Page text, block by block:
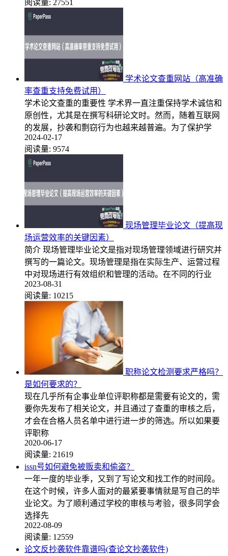
阅读量: 27551
学术论文查重网站（高准确
率查重支持免费试用）
学术论文查重的重要性 学术界一直注重保持学术诚信和
原创性，尤其是在撰写科研论文时。然而，随着互联网
的发展，抄袭和剽窃行为也越来越普遍。为了保护学
2024-02-17
阅读量: 9574
现场管理毕业论文（提高现
场运营效率的关键因素）
简介 现场管理毕业论文是指对现场管理领域进行研究并
撰写的一篇论文。现场管理是指在实际生产、运营过程
中对现场进行有效组织和管理的活动。在不同的行业
2023-08-31
阅读量: 10215
职称论文检测要求严格吗？
是如何要求的？
现在几乎所有企事业单位评职称都是需要有论文的，需
要你先发布了相关论文，并且通过了查重的审核之后，
才会在合格人员名单中进行进一步的筛选。所以如果要
评职称
2020-06-17
阅读量: 21619
issn号如何避免被贩卖和偷盗？
一年一度的毕业季，又到了写论文和找工作的时间段。
在这个时候，许多人面对的最紧要事情就是写自己的毕
业论文。为了顺利通过学校的审核与考验，很多同学会
选择先
2022-08-09
阅读量: 12559
论文反抄袭软件靠谱吗(查论文抄袭软件)